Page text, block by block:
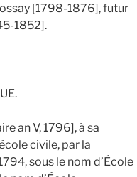
[1798-1876], futur
1852].
an V, 1796], à sa
civile, par la
sous le nom d’École